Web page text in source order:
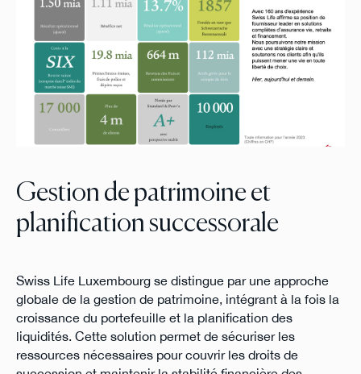
Gestion de patrimoine et
planification successorale
Swiss Life Luxembourg se distingue par une approche
globale de la gestion de patrimoine, intégrant à la fois la
croissance du portefeuille et la planification des
liquidités. Cette solution permet de sécuriser les
ressources nécessaires pour couvrir les droits de